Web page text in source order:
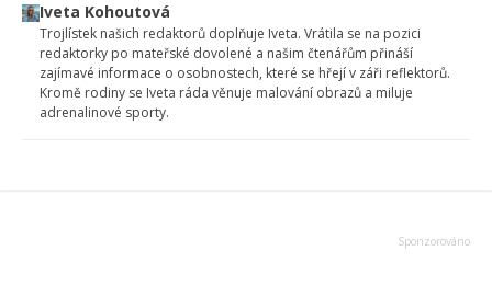
Iveta Kohoutová
Trojlístek našich redaktorů doplňuje Iveta. Vrátila se na pozici
redaktorky po mateřské dovolené a našim čtenářům přináší
zajímavé informace o osobnostech, které se hřejí v záři reflektorů.
Kromě rodiny se Iveta ráda věnuje malování obrazů a miluje
adrenalinové sporty.